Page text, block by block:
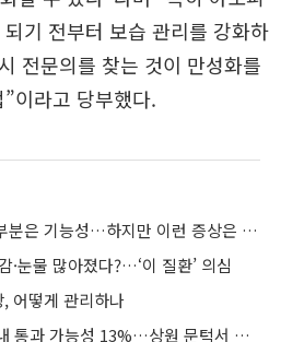
기 전부터 보습 관리를 강화하
전문의를 찾는 것이 만성화를
이라고 당부했다.
아이 “배 아파요” 대부분은 기능성…하지만 이런 증상은 주의
·눈물 많아졌다?…‘이 질환’ 의심
어떻게 관리하나
美 클래리티 법안 연내 통과 가능성 13%…상원 문턱서 제동